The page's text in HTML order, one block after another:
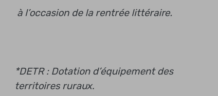
à l’occasion de la rentrée littéraire.
*DETR : Dotation d’équipement des
territoires ruraux.